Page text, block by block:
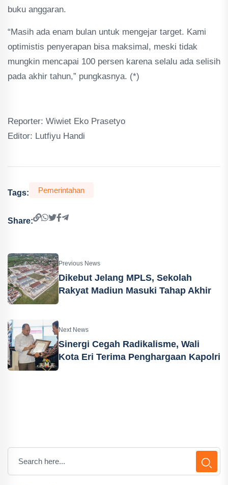
buku anggaran.
“Masih ada enam bulan untuk mengejar target. Kami
optimistis penyerapan bisa maksimal, meski tidak
mungkin mencapai 100 persen karena selalu ada selisih
pada akhir tahun,” pungkasnya. (*)
Reporter: Wiwiet Eko Prasetyo
Editor: Lutfiyu Handi
Tags: Pemerintahan
Share:
Previous News
Dikebut Jelang MPLS, Sekolah
Rakyat Madiun Masuki Tahap Akhir
Next News
Sinergi Cegah Radikalisme, Wali
Kota Eri Terima Penghargaan Kapolri